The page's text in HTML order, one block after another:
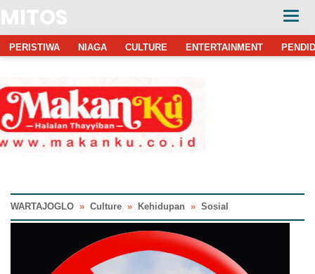
MITOS
PERISTIWA NIAGA CULTURE ENTERTAINMENT
WARTAJOGLO » Culture » Kehidupan » Sosial